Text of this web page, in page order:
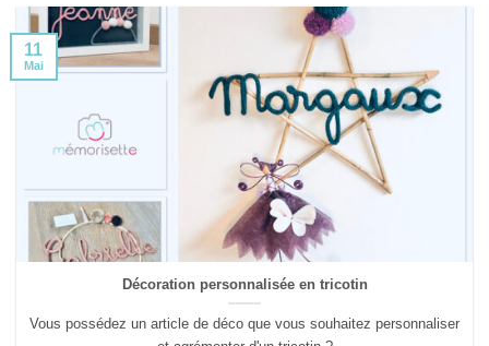
Décoration personnalisée en tricotin
Vous possédez un article de déco que vous souhaitez personnaliser
11
Mai